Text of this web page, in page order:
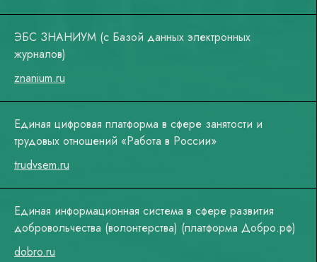
ЭБС ЗНАНИУМ (с Базой данных электронных
журналов)
znanium.ru
Единая цифровая платформа в сфере занятости и
трудовых отношений «Работа в России»
trudvsem.ru
Единая информационная система в сфере развития
добровольчества (волонтерства) (платформа Добро.рф)
dobro.ru